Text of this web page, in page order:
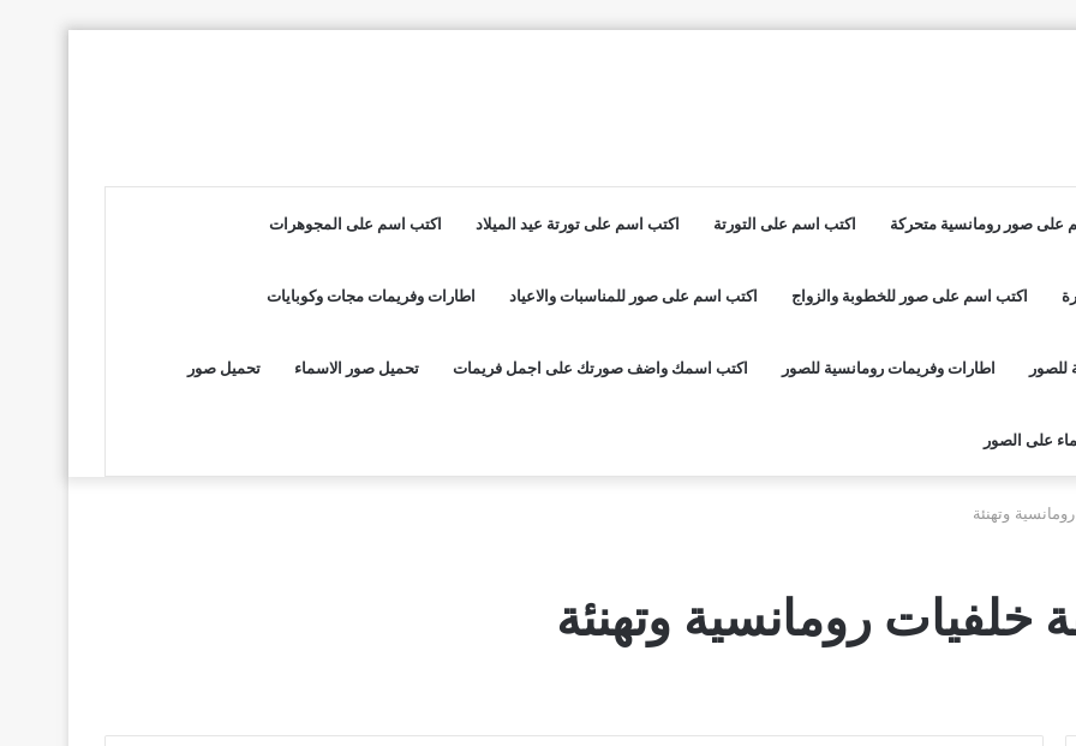
على صور رومانسية متحركة اكتب اسم على التورتة اكتب اسم على تورتة عيد الميلاد اكتب اسم على المجوهرات
اكتب اسم على صور للخطوبة والزواج اكتب اسم على صور للمناسبات والاعياد اطارات وفريمات مجات وكوبايات
للصور اطارات وفريمات رومانسية للصور اكتب اسمك واضف صورتك على اجمل فريمات تحميل صور الاسماء تحميل صور
على الصور
وتهنئة
رومانسية وتهنئة